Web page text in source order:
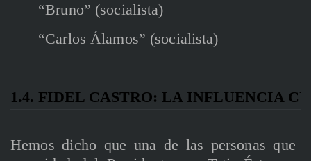
“Bruno” (socialista)
“Carlos Álamos” (socialista)
1.4. FIDEL CASTRO: LA INFLUENCIA
Hemos dicho que una de las personas que